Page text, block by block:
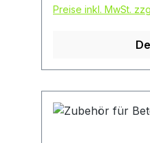
Preise inkl. MwSt.